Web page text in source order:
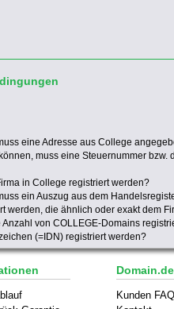
eine Adresse aus College
muss eine Steuernummer bzw.
in College registriert werden?
ein Auszug aus dem
werden, die ähnlich oder exakt dem
von COLLEGE-Domains
(=IDN) registriert werden?
Domain.de
Kunden FAQ